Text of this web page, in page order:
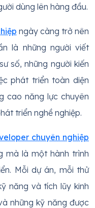
dùng lên hàng đầu.
ngày càng trở nên
là những người viết
số, những người kiến
phát triển toàn diện
cao năng lực chuyên
triển nghề nghiệp.
chuyên nghiệp
mà là một hành trình
Mỗi dự án, mỗi thử
năng và tích lũy kinh
những kỹ năng được